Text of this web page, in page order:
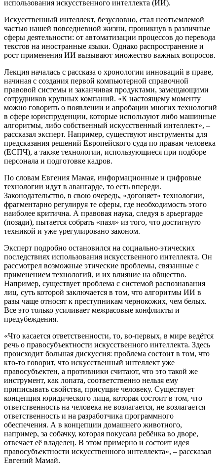
использования искусственного интеллекта (ИИ).
Искусственный интеллект, безусловно, стал неотъемлемой
частью нашей повседневной жизни, проникнув в различные
сферы деятельности: от автоматизации процессов до перевода
текстов на иностранные языки. Однако распространение и
рост применения ИИ вызывают множество важных вопросов.
Лекция началась с рассказа о хронологии инноваций в праве,
начиная с создания первой компьютерной справочной
правовой системы и заканчивая продуктами, замещающими
сотрудников крупных компаний. «К настоящему моменту
можно говорить о появлении и апробации многих технологий
в сфере юриспруденции, которые используют либо машинные
алгоритмы, либо собственный искусственный интеллект», –
рассказал эксперт. Например, существуют инструменты для
предсказания решений Европейского суда по правам человека
(ЕСПЧ), а также технологии, использующиеся при подборе
персонала и подготовке кадров.
По словам Евгения Мамая, информационные и цифровые
технологии идут в авангарде, то есть впереди.
Законодательство, в свою очередь, «догоняет» технологии,
фрагментарно регулируя те сферы, где необходимость этого
наиболее критична. А правовая наука, следуя в арьергарде
(позади), пытается собрать «пазл» из того, что достигнуто
техникой и уже урегулировано законом.
Эксперт подробно остановился на социально-этических
последствиях использования искусственного интеллекта. Он
рассмотрел возможные этические проблемы, связанные с
применением технологий, и их влияние на общество.
Например, существует проблема с системой распознавания
лиц, суть которой заключается в том, что алгоритмы ИИ в
разы чаще относят к преступникам чернокожих, чем белых.
Все это только усиливает межрасовые конфликты и
предубеждения.
«Что касается ответственности, то, во-первых, в мире ведётся
речь о правосубъектности искусственного интеллекта. Здесь
происходит большая дискуссия: проблема состоит в том, что
кто-то говорит, что искусственный интеллект уже
правосубъектен, а противники считают, что это такой же
инструмент, как лопата, соответственно нельзя ему
приписывать свойства, присущие человеку. Существует
концепция юридического лица, которая состоит в том, что
ответственность на человека не возлагается, не возлагается
ответственность и на разработчика программного
обеспечения. А в концепции домашнего животного,
например, за собачку, которая покусала ребёнка во дворе,
отвечает её владелец. В этом примерно и состоит идея
правосубъектности искусственного интеллекта», – рассказал
Евгений Мамай.